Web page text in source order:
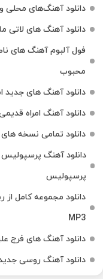
دانلود آهنگ‌های محلی
دانلود آهنگ‌ های لاتی
فول آلبوم آهنگ‌ های
محبوب
دانلود آهنگ های
دانلود آهنگ امراه
دانلود تمامی نسخه
دانلود آهنگ
پرسپولیس
دانلود مجموعه کامل
MP3
دانلود آهنگ های فرج
دانلود آهنگ روسی